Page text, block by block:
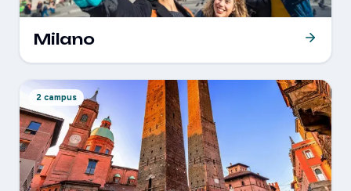
Milano
2 campus